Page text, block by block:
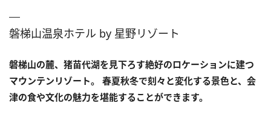
磐梯山温泉ホテル by 星野リゾート
磐梯山の麓、猪苗代湖を見下ろす絶好のロケーションに建つ
マウンテンリゾート。 春夏秋冬で刻々と変化する景色と、会
津の食や文化の魅力を堪能することができます。